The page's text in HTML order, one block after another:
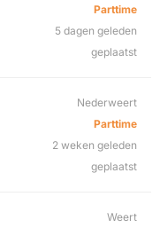
Parttime
5 dagen geleden
geplaatst
Nederweert
Parttime
2 weken geleden
geplaatst
Weert